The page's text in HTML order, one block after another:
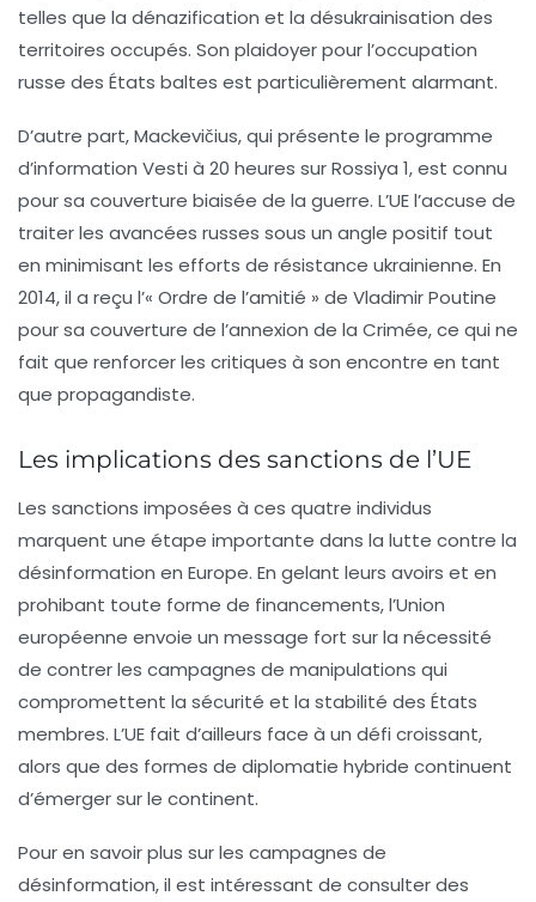
telles que la dénazification et la désukrainisation des
territoires occupés. Son plaidoyer pour l’occupation
russe des États baltes est particulièrement alarmant.
D’autre part, Mackevičius, qui présente le programme
d’information Vesti à 20 heures sur Rossiya 1, est connu
pour sa couverture biaisée de la guerre. L’UE l’accuse de
traiter les avancées russes sous un angle positif tout
en minimisant les efforts de résistance ukrainienne. En
2014, il a reçu l’« Ordre de l’amitié » de Vladimir Poutine
pour sa couverture de l’annexion de la Crimée, ce qui ne
fait que renforcer les critiques à son encontre en tant
que propagandiste.
Les implications des sanctions de l’UE
Les sanctions imposées à ces quatre individus
marquent une étape importante dans la lutte contre la
désinformation en Europe. En gelant leurs avoirs et en
prohibant toute forme de financements, l’Union
européenne envoie un message fort sur la nécessité
de contrer les campagnes de manipulations qui
compromettent la sécurité et la stabilité des États
membres. L’UE fait d’ailleurs face à un défi croissant,
alors que des formes de diplomatie hybride continuent
d’émerger sur le continent.
Pour en savoir plus sur les campagnes de
désinformation, il est intéressant de consulter des